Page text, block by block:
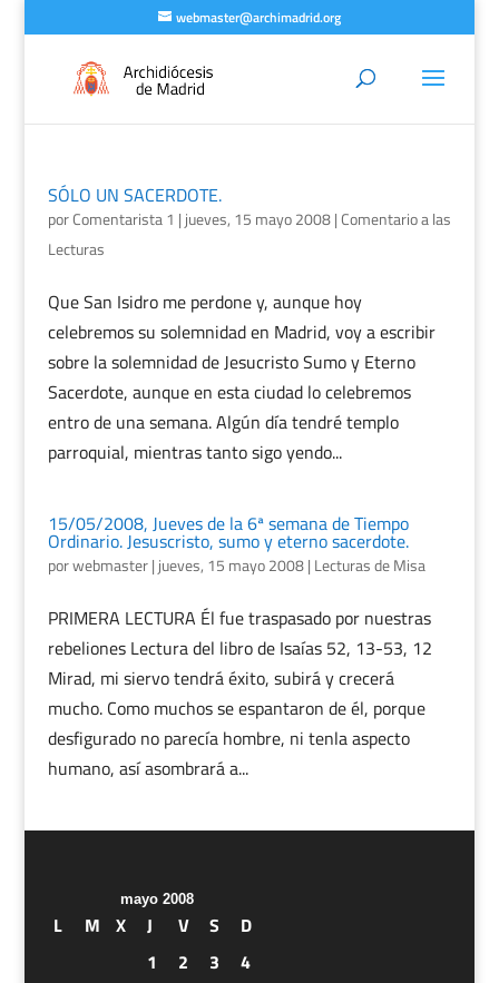
webmaster@archimadrid.org
SÓLO UN SACERDOTE.
porComentarista 1 | jueves, 15 mayo 2008|Comentario a las
Lecturas
Que San Isidro me perdone y, aunque hoy
celebremos su solemnidad en Madrid, voy a escribir
sobre la solemnidad de Jesucristo Sumo y Eterno
Sacerdote, aunque en esta ciudad lo celebremos
entro de una semana. Algún día tendré templo
parroquial, mientras tanto sigo yendo...
15/05/2008, Jueves de la 6ª semana de Tiempo
Ordinario. Jesuscristo, sumo y eterno sacerdote.
porwebmaster| jueves, 15 mayo 2008| Lecturas de Misa
PRIMERA LECTURA Él fue traspasado por nuestras
rebeliones Lectura del libro de Isaías 52, 13-53, 12
Mirad, mi siervo tendrá éxito, subirá y crecerá
mucho. Como muchos se espantaron de él, porque
desfigurado no parecía hombre, ni tenla aspecto
humano, así asombrará a...
mayo 2008
L M X J V S
D
1
2 3
4